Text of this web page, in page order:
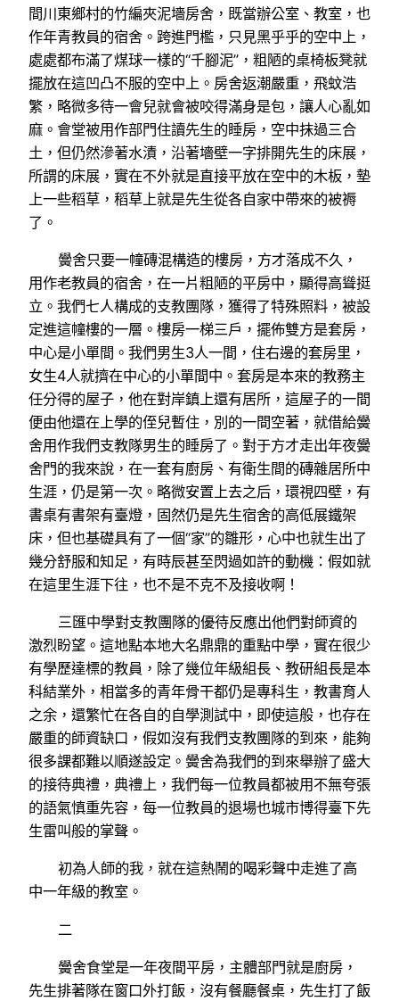
間川東鄉村的竹編夾泥墻房舍，既當辦公室、教室，也
作年青教員的宿舍。跨進門檻，只見黑乎乎的空中上，
處處都布滿了煤球一樣的“千腳泥”，粗陋的桌椅板凳就
擺放在這凹凸不服的空中上。房舍返潮嚴重，飛蚊浩
繁，略微多待一會兒就會被咬得滿身是包，讓人心亂如
麻。會堂被用作部門住讀先生的睡房，空中抹過三合
土，但仍然滲著水漬，沿著墻壁一字排開先生的床展，
所謂的床展，實在不外就是直接平放在空中的木板，墊
上一些稻草，稻草上就是先生從各自家中帶來的被褥
了。
黌舍只要一幢磚混構造的樓房，方才落成不久，
用作老教員的宿舍，在一片粗陋的平房中，顯得高聳挺
立。我們七人構成的支教團隊，獲得了特殊照料，被設
定進這幢樓的一層。樓房一梯三戶，擺佈雙方是套房，
中心是小單間。我們男生3人一間，住右邊的套房里，
女生4人就擠在中心的小單間中。套房是本來的教務主
任分得的屋子，他在對岸鎮上還有居所，這屋子的一間
便由他還在上學的侄兒暫住，別的一間空著，就借給黌
舍用作我們支教隊男生的睡房了。對于方才走出年夜黌
舍門的我來說，在一套有廚房、有衛生間的磚雜居所中
生涯，仍是第一次。略微安置上去之后，環視四壁，有
書桌有書架有臺燈，固然仍是先生宿舍的高低展鐵架
床，但也基礎具有了一個“家”的雛形，心中也就生出了
幾分舒服和知足，有時辰甚至閃過如許的動機：假如就
在這里生涯下往，也不是不克不及接收啊！
三匯中學對支教團隊的優待反應出他們對師資的
激烈盼望。這地點本地大名鼎鼎的重點中學，實在很少
有學歷達標的教員，除了幾位年級組長、教研組長是本
科結業外，相當多的青年骨干都仍是專科生，教書育人
之余，還繁忙在各自的自學測試中，即使這般，也存在
嚴重的師資缺口，假如沒有我們支教團隊的到來，能夠
很多課都難以順遂設定。黌舍為我們的到來舉辦了盛大
的接待典禮，典禮上，我們每一位教員都被用不無夸張
的語氣慎重先容，每一位教員的退場也城市博得臺下先
生雷叫般的掌聲。
初為人師的我，就在這熱鬧的喝彩聲中走進了高
中一年級的教室。
二
黌舍食堂是一年夜間平房，主體部門就是廚房，
先生排著隊在窗口外打飯，沒有餐廳餐桌，先生打了飯